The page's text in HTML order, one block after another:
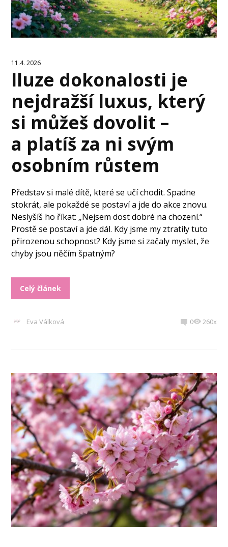
11.4. 2026
Iluze dokonalosti je
nejdražší luxus, který
si můžeš dovolit –
a platíš za ni svým
osobním růstem
Představ si malé dítě, které se učí chodit. Spadne
stokrát, ale pokaždé se postaví a jde do akce znovu.
Neslyšíš ho říkat: „Nejsem dost dobré na chození.“
Prostě se postaví a jde dál. Kdy jsme my ztratily tuto
přirozenou schopnost? Kdy jsme si začaly myslet, že
chyby jsou něčím špatným?
Celý článek
Eva Válková 0 260x